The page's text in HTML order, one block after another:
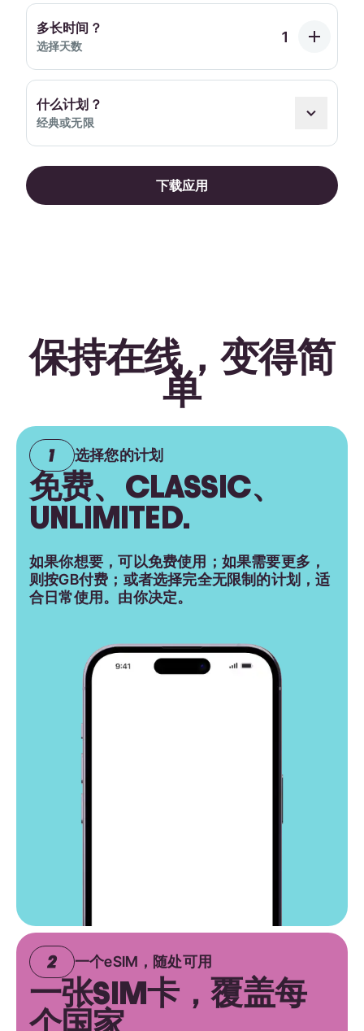
多长时间？
选择天数
什么计划？
经典或无限
下载应用
保持在线，变得简
单
选择您的计划
免费、CLASSIC、
UNLIMITED.
如果你想要，可以免费使用；如果需要更多，
则按GB付费；或者选择完全无限制的计划，适
合日常使用。由你决定。
一个eSIM，随处可用
一张SIM卡，覆盖每
个国家